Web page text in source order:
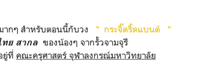
ากๆ สำหรับตอนนี้กับวง " กระจิ๊ดริ้ดแบนด์ "
ทย สากล ของน้องๆ จากรั้วจามจุรี
ยู่ที่ คณะครุศาสตร์ จุฬาลงกรณ์มหาวิทยาลัย